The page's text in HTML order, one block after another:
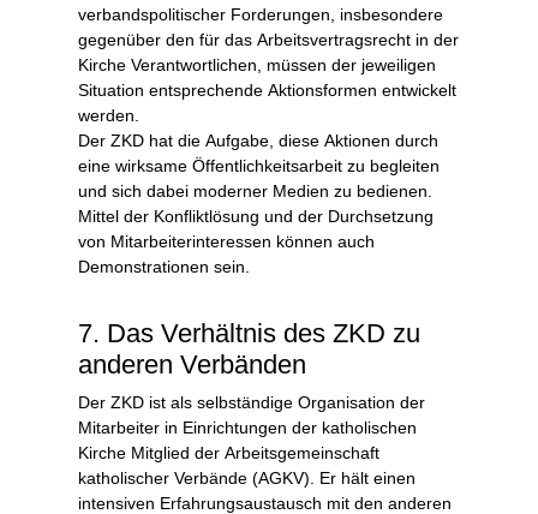
verbandspolitischer Forderungen, insbesondere
gegenüber den für das Arbeitsvertragsrecht in der
Kirche Verantwortlichen, müssen der jeweiligen
Situation entsprechende Aktionsformen entwickelt
werden.
Der ZKD hat die Aufgabe, diese Aktionen durch
eine wirksame Öffentlichkeitsarbeit zu begleiten
und sich dabei moderner Medien zu bedienen.
Mittel der Konfliktlösung und der Durchsetzung
von Mitarbeiterinteressen können auch
Demonstrationen sein.
7. Das Verhältnis des ZKD zu
anderen Verbänden
Der ZKD ist als selbständige Organisation der
Mitarbeiter in Einrichtungen der katholischen
Kirche Mitglied der Arbeitsgemeinschaft
katholischer Verbände (AGKV). Er hält einen
intensiven Erfahrungsaustausch mit den anderen